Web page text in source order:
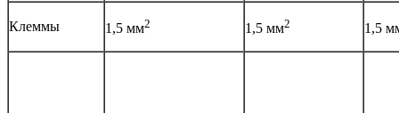
Клеммы 1,5 мм2 1,5 мм2 1,5